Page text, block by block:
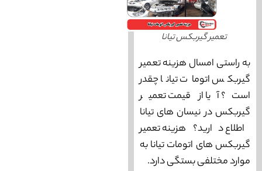
تعمیر گیربکس تیانا
به راستی امسال هزینه تعمیر
گیربکس اتومات تیانا چقدر
است؟ آیا از قیمت تعمیر
گیربکس در نیسان های تیانا
اطلاع دارید؟ هزینه تعمیر
گیربکس های اتومات تیانا به
موارد مختلفی بستگی دارد.